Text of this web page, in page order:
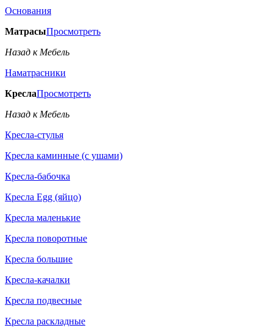
Основания
МатрасыПросмотреть
Назад к Мебель
Наматрасники
КреслаПросмотреть
Назад к Мебель
Кресла-стулья
Кресла каминные (с ушами)
Кресла-бабочка
Кресла Egg (яйцо)
Кресла маленькие
Кресла поворотные
Кресла большие
Кресла-качалки
Кресла подвесные
Кресла раскладные